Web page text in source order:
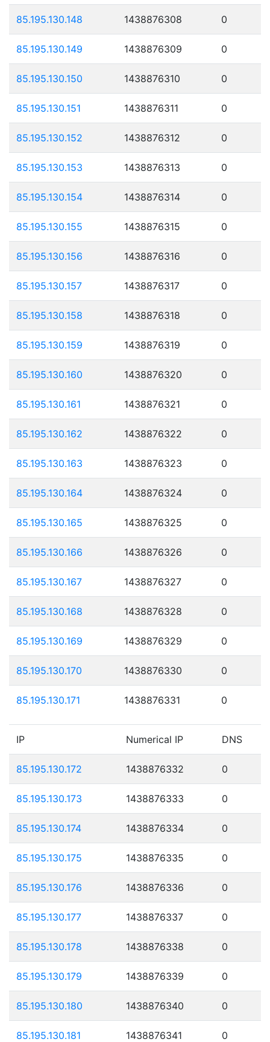
85.195.130.148 1438876308 0
85.195.130.149 1438876309 0
85.195.130.150 1438876310 0
85.195.130.151 1438876311 0
85.195.130.152 1438876312 0
85.195.130.153 1438876313 0
85.195.130.154 1438876314 0
85.195.130.155 1438876315 0
85.195.130.156 1438876316 0
85.195.130.157 1438876317 0
85.195.130.158 1438876318 0
85.195.130.159 1438876319 0
85.195.130.160 1438876320 0
85.195.130.161 1438876321 0
85.195.130.162 1438876322 0
85.195.130.163 1438876323 0
85.195.130.164 1438876324 0
85.195.130.165 1438876325 0
85.195.130.166 1438876326 0
85.195.130.167 1438876327 0
85.195.130.168 1438876328 0
85.195.130.169 1438876329 0
85.195.130.170 1438876330 0
85.195.130.171 1438876331 0
IP Numerical IP DNS
85.195.130.172 1438876332 0
85.195.130.173 1438876333 0
85.195.130.174 1438876334 0
85.195.130.175 1438876335 0
85.195.130.176 1438876336 0
85.195.130.177 1438876337 0
85.195.130.178 1438876338 0
85.195.130.179 1438876339 0
85.195.130.180 1438876340 0
85.195.130.181 1438876341 0